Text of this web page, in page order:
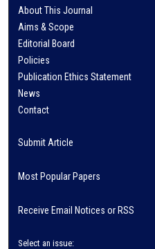
About This Journal
Aims & Scope
Editorial Board
Policies
Publication Ethics Statement
News
Contact
Submit Article
Most Popular Papers
Receive Email Notices or RSS
Select an issue: